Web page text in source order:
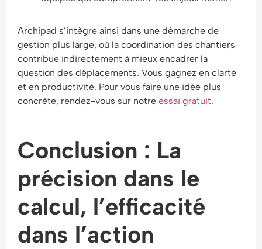
Archipad s’intègre ainsi dans une démarche de
gestion plus large, où la coordination des chantiers
contribue indirectement à mieux encadrer la
question des déplacements. Vous gagnez en clarté
et en productivité. Pour vous faire une idée plus
concrète, rendez-vous sur notre essai gratuit.
Conclusion : La
précision dans le
calcul, l’efficacité
dans l’action